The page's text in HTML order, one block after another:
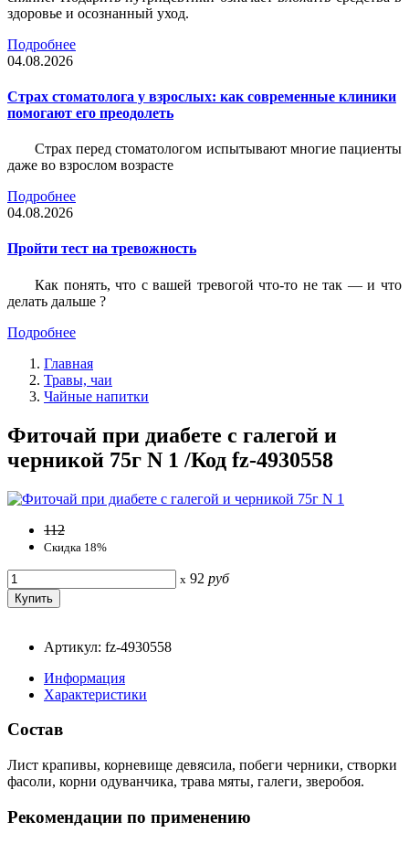
здоровье и осознанный уход.
Подробнее
04.08.2026
Страх стоматолога у взрослых: как современные клиники
помогают его преодолеть
Страх перед стоматологом испытывают многие пациенты
даже во взрослом возрасте
Подробнее
04.08.2026
Пройти тест на тревожность
Как понять, что с вашей тревогой что-то не так — и что
делать дальше ?
Подробнее
Главная
Травы, чаи
Чайные напитки
Фиточай при диабете с галегой и
черникой 75г N 1 /Код fz-4930558
112
Скидка 18%
x 92 руб
Артикул: fz-4930558
Информация
Характеристики
Состав
Лист крапивы, корневище девясила, побеги черники, створки
фасоли, корни одуванчика, трава мяты, галеги, зверобоя.
Рекомендации по применению